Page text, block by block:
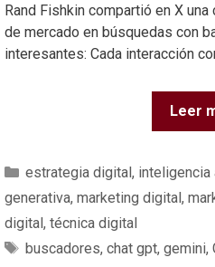
Rand Fishkin compartió en X
de mercado en búsquedas con
interesantes: Cada interacción
Leer
estrategia digital, inteligencia
generativa, marketing digital,
digital, técnica digital
buscadores, chat gpt, gemini,